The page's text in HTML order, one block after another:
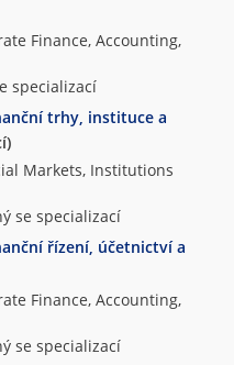
Finance, Accounting,
specializací
trhy, instituce a
Markets, Institutions
se specializací
řízení, účetnictví a
Finance, Accounting,
se specializací